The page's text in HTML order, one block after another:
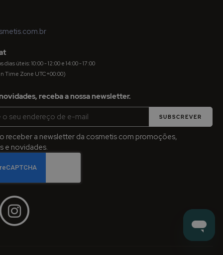
úteis: 10:00 - 12:00 e 14:00 - 17:00
Time Zone UTC+00:00)
receba a nossa newsletter.
SUBSCREVER
receber a newsletter da cosmetis com promoções,
e novidades.